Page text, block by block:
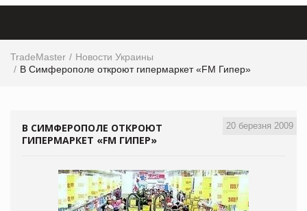
TradeMaster
Новости Украины
В Симферополе откроют гипермаркет «FM Гипер»
20 березня 2009
В СИМФЕРОПОЛЕ ОТКРОЮТ
ГИПЕРМАРКЕТ «FM ГИПЕР»